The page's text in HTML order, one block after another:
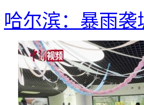
哈尔滨：暴雨